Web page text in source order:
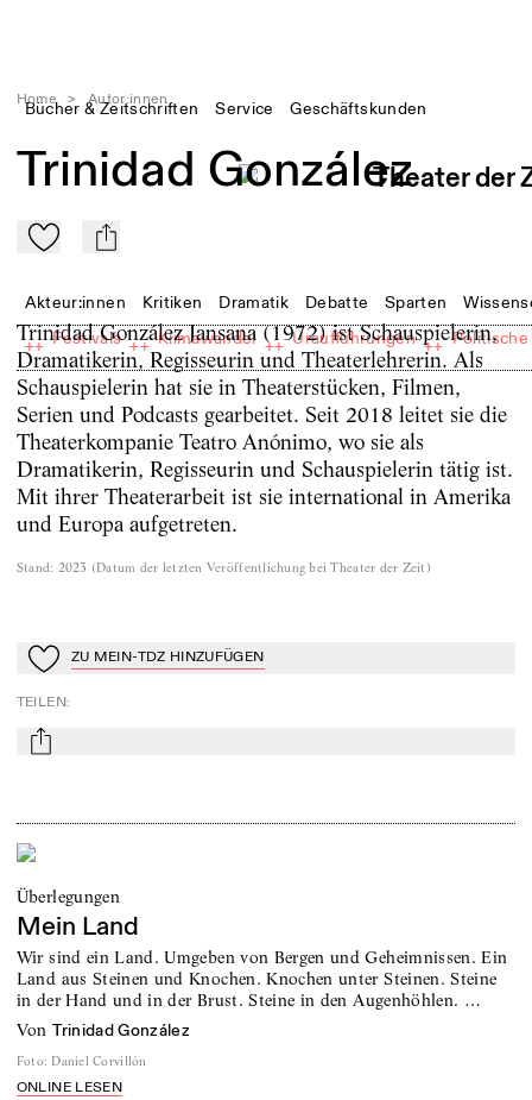
Bücher & Zeitschriften Service Geschäftskunden
Akteur:innen Kritiken Dramatik Debatte Sparten
++ Festivals ++ Klimawandel ++ Uraufführungen ++
Home > Autor:innen
Trinidad González
Zu Mein-TdZ hinzufügen
mail
Trinidad González Jansana (1972) ist Schauspielerin,
Dramatikerin, Regisseurin und Theaterlehrerin. Als
Schauspielerin hat sie in Theaterstücken, Filmen,
Serien und Podcasts gearbeitet. Seit 2018 leitet sie die
Theaterkompanie Teatro Anónimo, wo sie als
Dramatikerin, Regisseurin und Schauspielerin tätig ist.
Mit ihrer Theaterarbeit ist sie international in Amerika
und Europa aufgetreten.
Stand: 2023 (Datum der letzten Veröffentlichung bei Theater der Zeit )
Zu Mein-TdZ hinzufügen
ZU MEIN-TDZ HINZUFÜGEN
TEILEN:
mail
Überlegungen
Mein Land
Wir sind ein Land. Umgeben von Bergen und Geheimnissen. Ein
Land aus Steinen und Knochen. Knochen unter Steinen. Steine
in der Hand und in der Brust. Steine in den Augenhöhlen. …
von Trinidad González
Foto: Daniel Corvillón
ONLINE LESEN